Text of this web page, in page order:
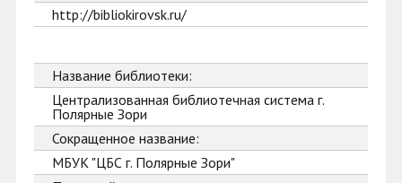
http://bibliokirovsk.ru/
Название библиотеки:
Централизованная библиотечная система г.
Полярные Зори
Сокращенное название:
МБУК "ЦБС г. Полярные Зори"